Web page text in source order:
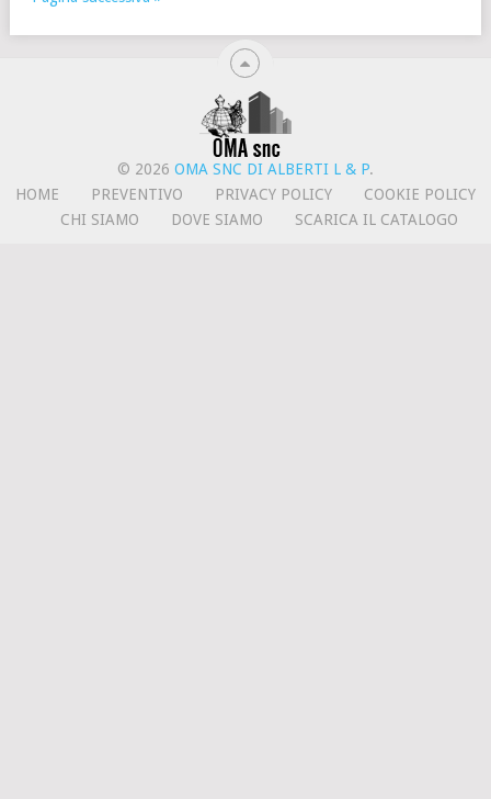
© 2026 OMA SNC DI ALBERTI L & P.
HOME
PREVENTIVO PRIVACY POLICY
COOKIE POLICY
CHI SIAMO
DOVE SIAMO SCARICA IL CATALOGO